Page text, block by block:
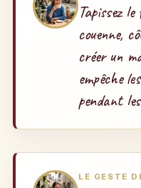
Tapissez
couenne,
créer un
empêche
pendant
LE GESTE